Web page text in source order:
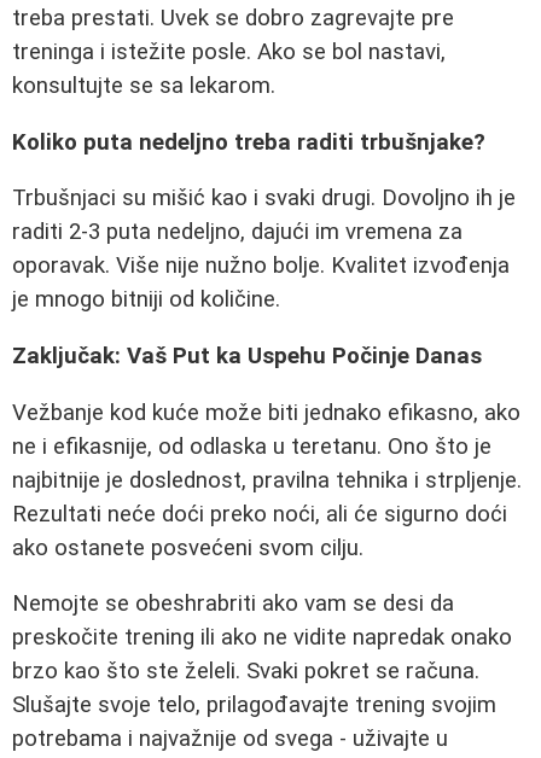
treba prestati. Uvek se dobro zagrevajte pre
treninga i istežite posle. Ako se bol nastavi,
konsultujte se sa lekarom.
Koliko puta nedeljno treba raditi trbušnjake?
Trbušnjaci su mišić kao i svaki drugi. Dovoljno ih je
raditi 2-3 puta nedeljno, dajući im vremena za
oporavak. Više nije nužno bolje. Kvalitet izvođenja
je mnogo bitniji od količine.
Zaključak: Vaš Put ka Uspehu Počinje Danas
Vežbanje kod kuće može biti jednako efikasno, ako
ne i efikasnije, od odlaska u teretanu. Ono što je
najbitnije je doslednost, pravilna tehnika i strpljenje.
Rezultati neće doći preko noći, ali će sigurno doći
ako ostanete posvećeni svom cilju.
Nemojte se obeshrabriti ako vam se desi da
preskočite trening ili ako ne vidite napredak onako
brzo kao što ste želeli. Svaki pokret se računa.
Slušajte svoje telo, prilagođavajte trening svojim
potrebama i najvažnije od svega - uživajte u